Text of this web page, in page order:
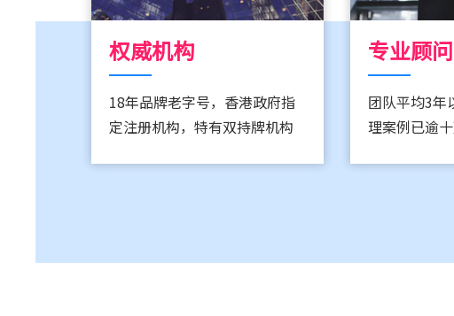
权威机构
18年品牌老字号，香港政府指
定注册机构，特有双持牌机构
专业顾问
团队平均3年
理案例已逾